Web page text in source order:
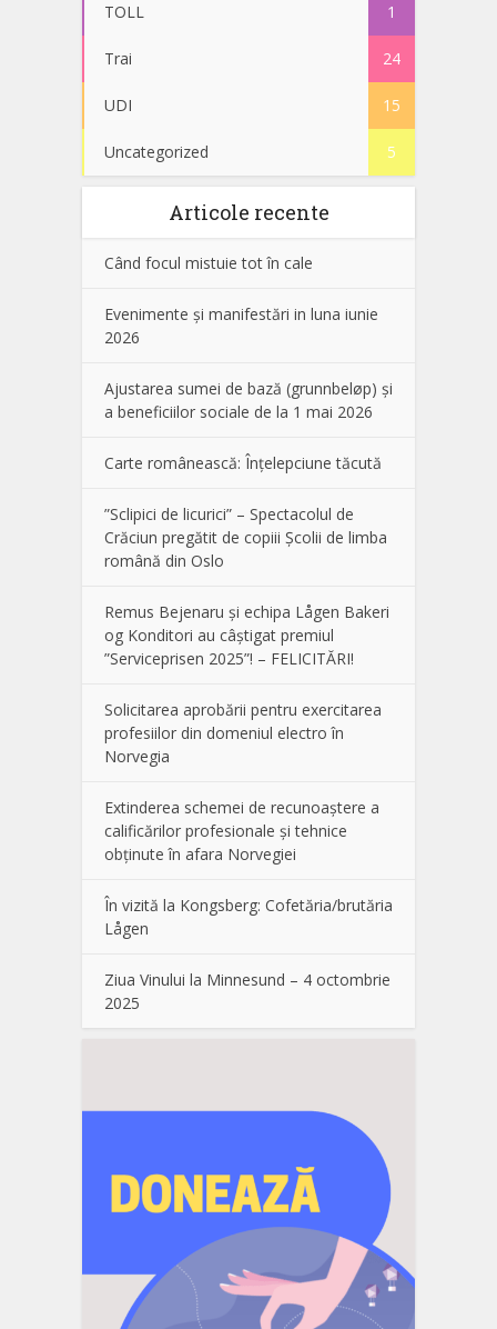
TOLL 1
Trai 24
UDI 15
Uncategorized 5
Articole recente
Când focul mistuie tot în cale
Evenimente și manifestări in luna iunie
2026
Ajustarea sumei de bază (grunnbeløp) și
a beneficiilor sociale de la 1 mai 2026
Carte românească: Înțelepciune tăcută
”Sclipici de licurici” – Spectacolul de
Crăciun pregătit de copiii Școlii de limba
română din Oslo
Remus Bejenaru și echipa Lågen Bakeri
og Konditori au câștigat premiul
”Serviceprisen 2025”! – FELICITĂRI!
Solicitarea aprobării pentru exercitarea
profesiilor din domeniul electro în
Norvegia
Extinderea schemei de recunoaștere a
calificărilor profesionale și tehnice
obținute în afara Norvegiei
În vizită la Kongsberg: Cofetăria/brutăria
Lågen
Ziua Vinului la Minnesund – 4 octombrie
2025